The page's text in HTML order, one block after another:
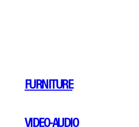
FURNITURE
VIDEO-AUDIO